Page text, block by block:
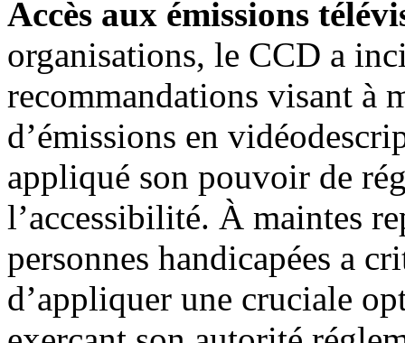
Accès aux émissions
organisations, le CCD a
recommandations visant à
d’émissions en
appliqué son pouvoir de
l’accessibilité. À maintes
personnes handicapées a
d’appliquer une cruciale